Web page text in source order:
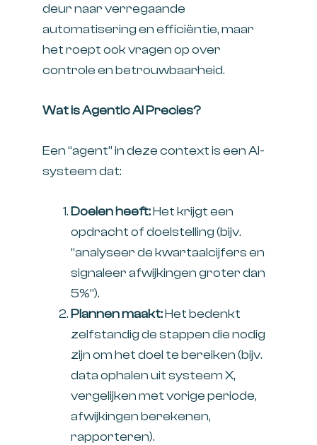
deur naar verregaande
automatisering en efficiëntie, maar
het roept ook vragen op over
controle en betrouwbaarheid.
Wat is Agentic AI Precies?
Een “agent” in deze context is een AI-
systeem dat:
Doelen heeft:Het krijgt een
opdracht of doelstelling (bijv.
“analyseer de kwartaalcijfers en
signaleer afwijkingen groter dan
5%”).
Plannen maakt:Het bedenkt
zelfstandig de stappen die nodig
zijn om het doel te bereiken (bijv.
data ophalen uit systeem X,
vergelijken met vorige periode,
afwijkingen berekenen,
rapporteren).